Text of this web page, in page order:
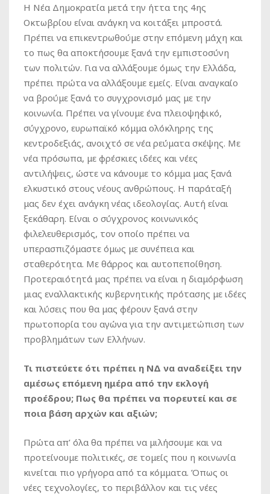
Η Νέα Δημοκρατία μετά την ήττα της 4ης
Οκτωβρίου είναι ανάγκη να κοιτάξει μπροστά.
Πρέπει να επικεντρωθούμε στην επόμενη μάχη και
το πως θα αποκτήσουμε ξανά την εμπιστοσύνη
των πολιτών. Για να αλλάξουμε όμως την Ελλάδα,
πρέπει πρώτα να αλλάξουμε εμείς. Είναι αναγκαίο
να βρούμε ξανά το συγχρονισμό μας με την
κοινωνία. Πρέπει να γίνουμε ένα πλειοψηφικό,
σύγχρονο, ευρωπαϊκό κόμμα ολόκληρης της
κεντροδεξιάς, ανοιχτό σε νέα ρεύματα σκέψης. Με
νέα πρόσωπα, με φρέσκιες ιδέες και νέες
αντιλήψεις, ώστε να κάνουμε το κόμμα μας ξανά
ελκυστικό στους νέους ανθρώπους. Η παράταξή
μας δεν έχει ανάγκη νέας ιδεολογίας. Αυτή είναι
ξεκάθαρη. Είναι ο σύγχρονος κοινωνικός
φιλελευθερισμός, τον οποίο πρέπει να
υπερασπιζόμαστε όμως με συνέπεια και
σταθερότητα. Με θάρρος και αυτοπεποίθηση.
Προτεραιότητά μας πρέπει να είναι η διαμόρφωση
μιας εναλλακτικής κυβερνητικής πρότασης με ιδέες
και λύσεις που θα μας φέρουν ξανά στην
πρωτοπορία του αγώνα για την αντιμετώπιση των
προβλημάτων των Ελλήνων.
Τι πιστεύετε ότι πρέπει η ΝΔ να αναδείξει την
αμέσως επόμενη ημέρα από την εκλογή
προέδρου; Πως θα πρέπει να πορευτεί και σε
ποια βάση αρχών και αξιών;
Πρώτα απ’ όλα θα πρέπει να μιλήσουμε και να
προτείνουμε πολιτικές, σε τομείς που η κοινωνία
κινείται πιο γρήγορα από τα κόμματα. Όπως οι
νέες τεχνολογίες, το περιβάλλον και τις νέες